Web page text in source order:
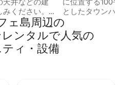
ください。
消費電力の
持続可能な家
リア、そして
としたタウンハウス。 専用の
ル、最新の家電製
庫、洗濯機など
ベッドと2つのシ
ェ島⁠周⁠辺⁠の
ン⁠タ⁠ル⁠で人⁠気⁠の
ィ⁠・⁠設⁠備